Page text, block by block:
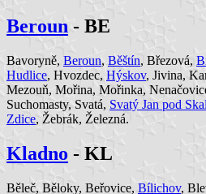
Beroun - BE
Bavoryně, Beroun, Běštín, Březová,
Hudlice, Hvozdec, Hýskov, Jivina,
Mezouň, Mořina, Mořinka,
Suchomasty, Svatá, Svatý Jan pod
Zdice, Žebrák, Železná.
Kladno - KL
Běleč, Běloky, Beřovice, Bílichov,